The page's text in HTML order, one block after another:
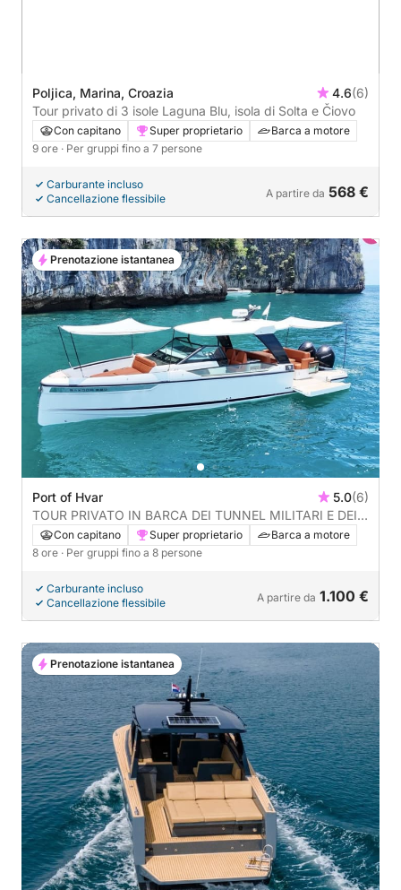
Poljica, Marina, Croazia 4.6(6)
Tour privato di 3 isole Laguna Blu, isola di Solta e Čiovo
Con capitano Super proprietario
Barca a motore
9 ore · Per gruppi fino a 7 persone
Carburante incluso
Cancellazione flessibile
A partire da 568 €
Port of Hvar 5.0(6)
TOUR PRIVATO IN BARCA DEI TUNNEL MILITARI E DEI
TUNNEL DI ZLATNI
Con capitano Super proprietario
Barca a motore
8 ore · Per gruppi fino a 8 persone
Carburante incluso
Cancellazione flessibile
A partire da 1.100 €
Prenotazione istantanea
Prenotazione istantanea